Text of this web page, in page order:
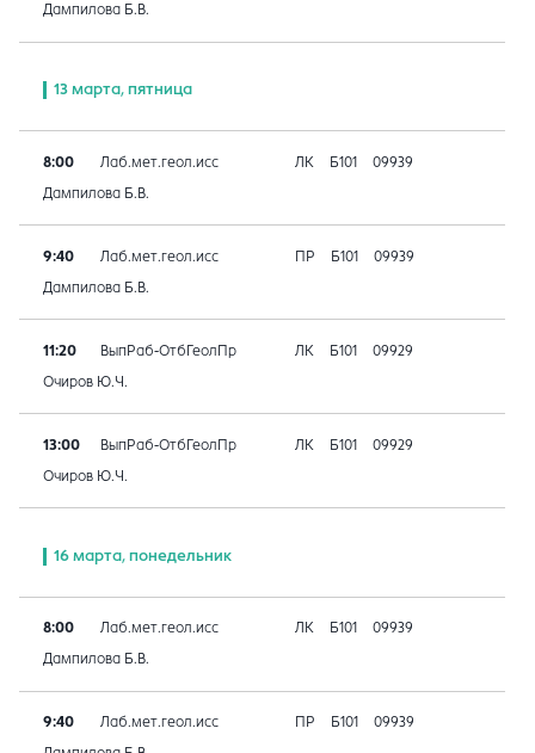
Дампилова Б.В.
13 марта, пятница
8:00 Лаб.мет.геол.исс ЛК Б101 09939
Дампилова Б.В.
9:40 Лаб.мет.геол.исс ПР Б101 09939
Дампилова Б.В.
11:20 ВыпРаб-ОтбГеолПр ЛК Б101 09929
Очиров Ю.Ч.
13:00 ВыпРаб-ОтбГеолПр ЛК Б101 09929
Очиров Ю.Ч.
16 марта, понедельник
8:00 Лаб.мет.геол.исс ЛК Б101 09939
Дампилова Б.В.
9:40 Лаб.мет.геол.исс ПР Б101 09939